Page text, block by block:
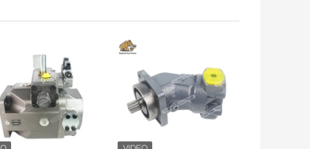
; RE279132
secondaire Parker
PRIX MEILLEUR PRIX